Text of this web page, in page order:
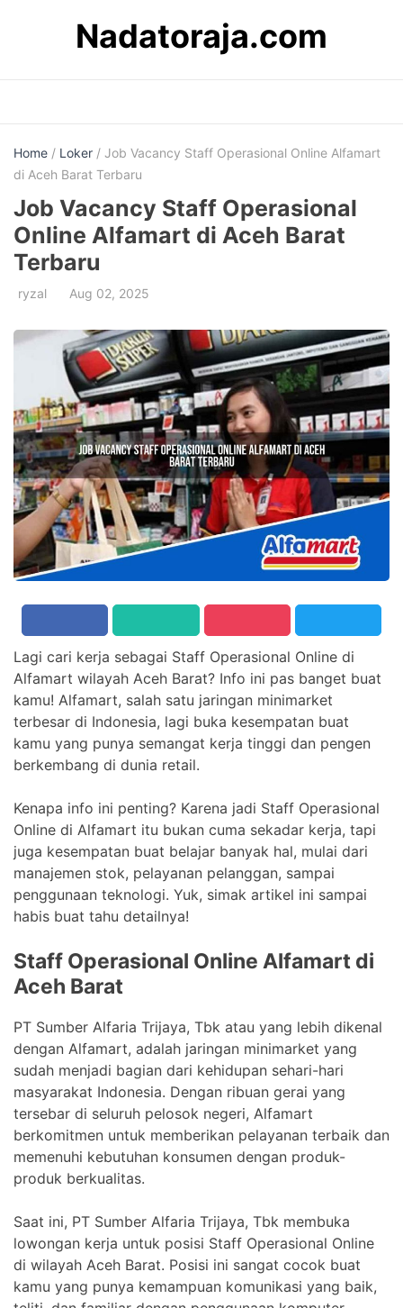
Nadatoraja.com
Home / Loker / Job Vacancy Staff Operasional Online Alfamart
di Aceh Barat Terbaru
Job Vacancy Staff Operasional
Online Alfamart di Aceh Barat
Terbaru
ryzal Aug 02, 2025
Lagi cari kerja sebagai Staff Operasional Online di
Alfamart wilayah Aceh Barat? Info ini pas banget buat
kamu! Alfamart, salah satu jaringan minimarket
terbesar di Indonesia, lagi buka kesempatan buat
kamu yang punya semangat kerja tinggi dan pengen
berkembang di dunia retail.
Kenapa info ini penting? Karena jadi Staff Operasional
Online di Alfamart itu bukan cuma sekadar kerja, tapi
juga kesempatan buat belajar banyak hal, mulai dari
manajemen stok, pelayanan pelanggan, sampai
penggunaan teknologi. Yuk, simak artikel ini sampai
habis buat tahu detailnya!
Staff Operasional Online Alfamart di
Aceh Barat
PT Sumber Alfaria Trijaya, Tbk atau yang lebih dikenal
dengan Alfamart, adalah jaringan minimarket yang
sudah menjadi bagian dari kehidupan sehari-hari
masyarakat Indonesia. Dengan ribuan gerai yang
tersebar di seluruh pelosok negeri, Alfamart
berkomitmen untuk memberikan pelayanan terbaik dan
memenuhi kebutuhan konsumen dengan produk-
produk berkualitas.
Saat ini, PT Sumber Alfaria Trijaya, Tbk membuka
lowongan kerja untuk posisi Staff Operasional Online
di wilayah Aceh Barat. Posisi ini sangat cocok buat
kamu yang punya kemampuan komunikasi yang baik,